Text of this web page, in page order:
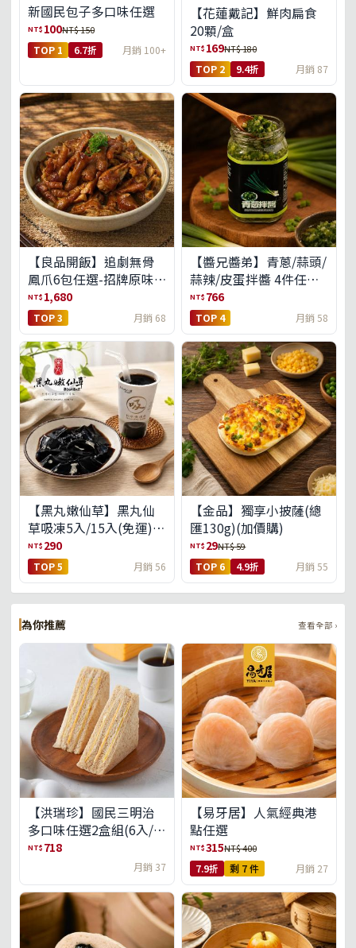
新國民包子多口味任選
NT$ 100NT$ 150
TOP 1 6.7折 月銷 100+
【花蓮戴記】鮮肉扁食
20顆/盒
NT$ 169NT$ 180
TOP 2 9.4折 月銷 87
【良品開飯】追劇無骨
鳳爪6包任選-招牌原味/
濃濃蒜香/過癮麻辣(免運
組)
NT$ 1,680
TOP 3 月銷 68
【醬兄醬弟】青蔥/蒜頭/
蒜辣/皮蛋拌醬 4件任選
(免運組)
NT$ 766
TOP 4 月銷 58
【黑丸嫩仙草】黑丸仙
草吸凍5入/15入(免運)
(預購中8/14出貨)
NT$ 290
TOP 5 月銷 56
【金品】獨享小披薩(總
匯130g)(加價購)
NT$ 29NT$ 59
TOP 6 4.9折 月銷 55
為你推薦 查看全部 ›
【洪瑞珍】國民三明治
多口味任選2盒組(6入/
盒)(免運)
NT$ 718
月銷 37
【易牙居】人氣經典港
點任選
NT$315NT$ 400
7.9折 剩 7 件 月銷 27